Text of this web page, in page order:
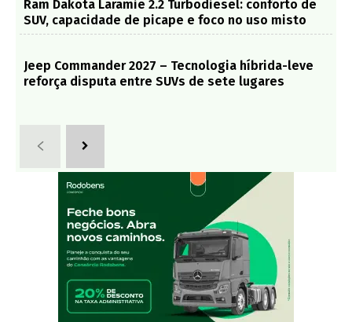
Ram Dakota Laramie 2.2 Turbodiesel: conforto de
SUV, capacidade de picape e foco no uso misto
Jeep Commander 2027 – Tecnologia híbrida-leve
reforça disputa entre SUVs de sete lugares